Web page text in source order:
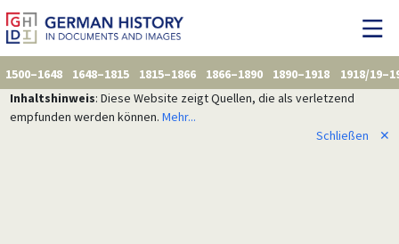
1500–1648 1648–1815 1815–1866 1866–1890 1890–1918
1918/
Inhaltshinweis: Diese Website zeigt Quellen, die als verletzend
empfunden werden können. Mehr...
Schließen
✕